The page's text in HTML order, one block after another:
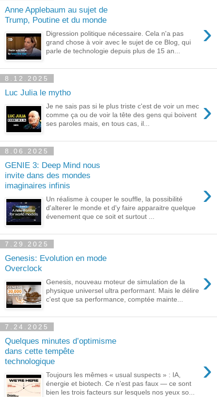
Anne Applebaum au sujet de
Trump, Poutine et du monde
›
Digression politique nécessaire. Cela n'a pas
grand chose à voir avec le sujet de ce Blog, qui
parle de technologie depuis plus de 15 an...
8.12.2025
Luc Julia le mytho
›
Je ne sais pas si le plus triste c'est de voir un mec
comme ça ou de voir la tête des gens qui boivent
ses paroles mais, en tous cas, il...
8.06.2025
GENIE 3: Deep Mind nous
invite dans des mondes
imaginaires infinis
›
Un réalisme à couper le souffle, la possibilité
d'alterer le monde et d'y faire apparaitre quelque
évenement que ce soit et surtout ...
7.29.2025
Genesis: Evolution en mode
Overclock
›
Genesis, nouveau moteur de simulation de la
physique universel ultra performant. Mais le délire
c'est que sa performance, comptée mainte...
7.24.2025
Quelques minutes d’optimisme
dans cette tempête
technologique
›
Toujours les mêmes « usual suspects » : IA,
énergie et biotech. Ce n’est pas faux — ce sont
bien les trois facteurs sur lesquels nos yeux so...